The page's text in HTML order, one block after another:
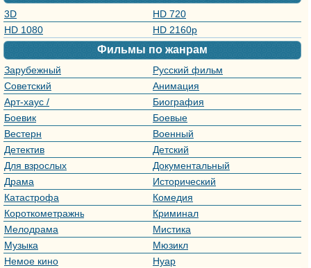
3D
HD 720
HD 1080
HD 2160р
Фильмы по жанрам
Зарубежный
фильм
Русский фильм
Советский
фильм
Анимация
Арт-хаус /
Авторское кино
Биография
Боевик
Боевые
искусства
Вестерн
Военный
Детектив
Детский
Для взрослых
Документальный
Драма
Исторический
Катастрофа
Комедия
Короткометражный
Криминал
Мелодрама
Мистика
Музыка
Мюзикл
Немое кино
Нуар